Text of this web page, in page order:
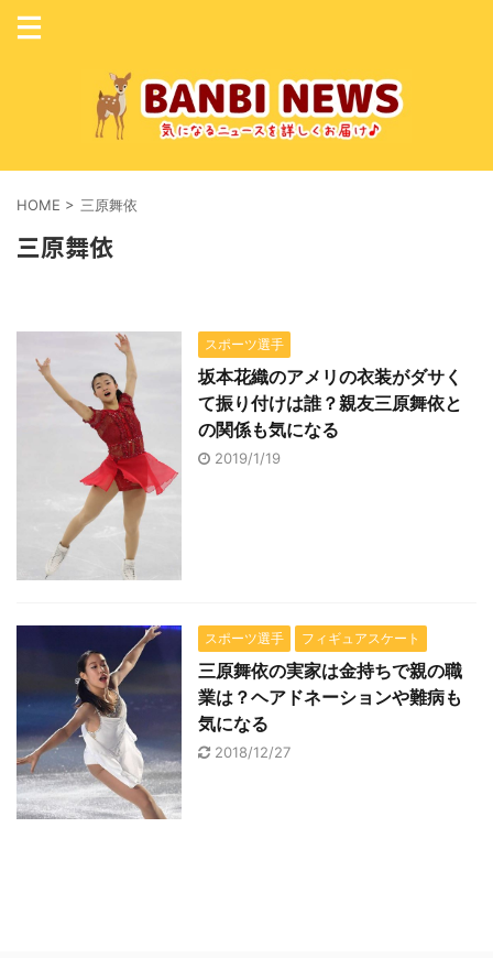
HOME > 三原舞依
三原舞依
スポーツ選手
坂本花織のアメリの衣装がダサく
て振り付けは誰？親友三原舞依と
の関係も気になる
2019/1/19
スポーツ選手 フィギュアスケート
三原舞依の実家は金持ちで親の職
業は？ヘアドネーションや難病も
気になる
2018/12/27